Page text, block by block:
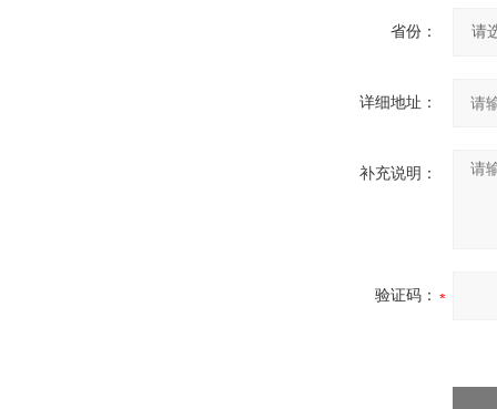
省份：
详细地址：
补充说明：
验证码：